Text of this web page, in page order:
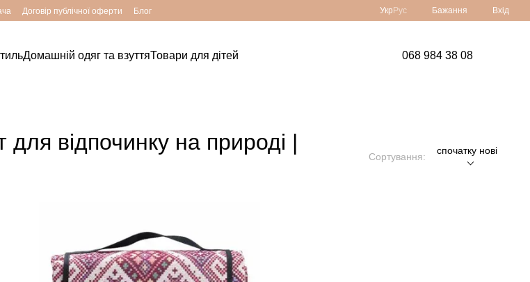
Договір публічної оферти Блог Укр Рус Бажання Вхід
Домашній одяг та взуттяТовари для дітей 068 984 38 08
для відпочинку на природі |
Сортування:
спочатку нові